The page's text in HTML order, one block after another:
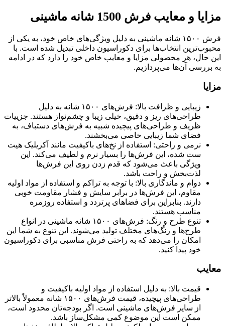
مزایا و معایب فرش‌ 1500 شانه ماشینی
فرش ۱۵۰۰ شانه ماشینی به دلیل ویژگی‌های خاص خود، به یکی از
محبوب‌ترین انتخاب‌ها برای دکوراسیون داخلی تبدیل شده است. با
این حال، هر محصولی مزایا و معایب خاص خود را دارد که در ادامه
به بررسی آن‌ها می‌پردازیم.
مزایا
زیبایی و ظرافت بالا: فرش‌های ۱۵۰۰ شانه به دلیل
طراحی‌های ریز و دقیق، خیلی زیبا و چشم‌نواز هستند. جزییات
ظریف و طراحی‌های پیچیده شبیه به فرش‌های دستباف، به
فضای شما زیبایی خاصی می‌بخشند.
نرمی و راحتی: استفاده از نخ‌های باکیفیت مانند آکریلیک هیت
ست شده، این فرش‌ها را بسیار نرم و لطیف می‌کند. این
ویژگی باعث می‌شود که قدم زدن روی این فرش‌ها
لذت‌بخش و راحت باشد.
دوام و ماندگاری بالا: با توجه به تراکم و استفاده از مواد اولیه
مقاوم، این فرش‌ها در برابر سایش و فشار مقاومت خوبی
دارند. بنابراین برای فضاهای پرتردد و استفاده روزمره
مناسب هستند.
تنوع طرح و رنگ: فرش‌های ۱۵۰۰ شانه ماشینی در انواع
طرح‌ها و رنگ‌های مختلف تولید می‌شوند. این تنوع به شما این
امکان را می‌دهد که به راحتی فرش مناسبی برای دکوراسیون
خود پیدا کنید.
معایب
قیمت بالا: به دلیل استفاده از مواد اولیه باکیفیت و
طراحی‌های پیچیده، قیمت فرش‌های ۱۵۰۰ شانه معمولاً بالاتر
از سایر فرش‌های ماشینی است. اگر بودجه‌تان محدود است،
ممکن است این موضوع کمی مشکل‌ساز باشد.